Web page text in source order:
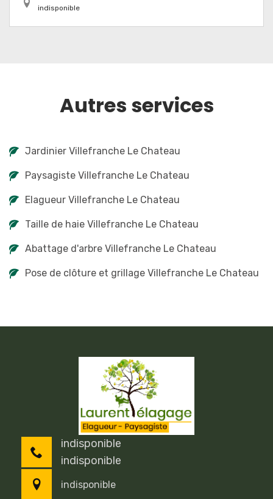
indisponible
Autres services
Jardinier Villefranche Le Chateau
Paysagiste Villefranche Le Chateau
Elagueur Villefranche Le Chateau
Taille de haie Villefranche Le Chateau
Abattage d'arbre Villefranche Le Chateau
Pose de clôture et grillage Villefranche Le Chateau
indisponible
indisponible
indisponible